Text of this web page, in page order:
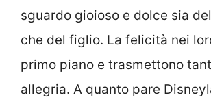
sguardo gioioso e dolce sia
che del figlio. La felicità nei
primo piano e trasmettono
allegria. A quanto pare